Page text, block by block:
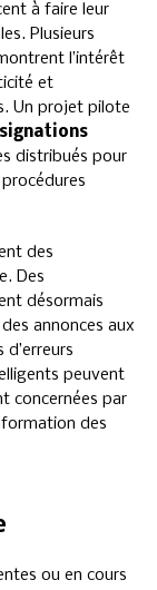
à faire leur
Plusieurs
l’intérêt
et
Un projet pilote
distribués pour
des
Des
désormais
annonces aux
peuvent
concernées par
des
ou en cours